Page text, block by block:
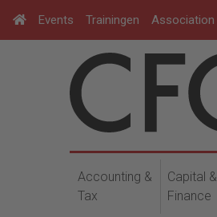
Events Trainingen Association
Accounting &
Tax
Capital &
Finance